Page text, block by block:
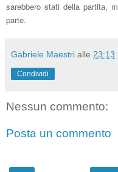
sarebbero stati della partita,
parte.
Gabriele Maestri alle 23:13
Condividi
Nessun commento:
Posta un commento